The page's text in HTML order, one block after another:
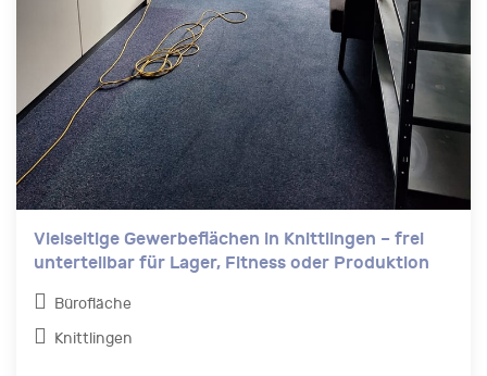
Vielseitige Gewerbeflächen in Knittlingen – frei
unterteilbar für Lager, Fitness oder Produktion
Bürofläche
Knittlingen